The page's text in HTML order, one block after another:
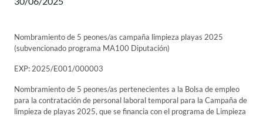
Nombramiento de 5 peones/as campaña limpieza playas 2025
(subvencionado programa MA100 Diputación)
EXP: 2025/E001/000003
Nombramiento de 5 peones/as pertenecientes a la Bolsa de empleo
para la contratación de personal laboral temporal para la Campaña de
limpieza de playas 2025, que se financia con el programa de Limpieza